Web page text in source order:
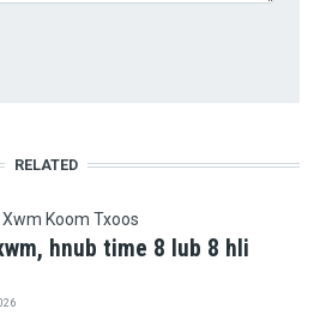
RELATED
Xwm Koom Txoos
hnub time 8 lub 8 hli